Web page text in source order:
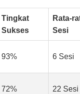
Tingkat
Sukses
Rata-
Sesi
93% 6 Sesi
72% 22 Sesi